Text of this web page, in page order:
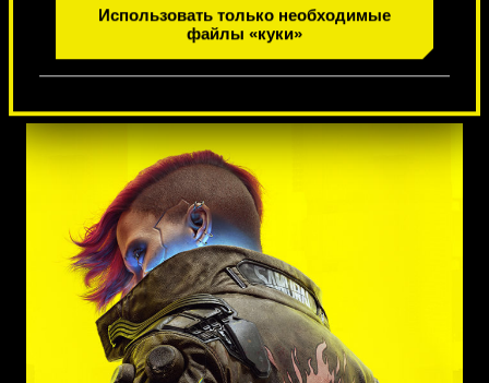
Использовать только необходимые
файлы «куки»
1из7